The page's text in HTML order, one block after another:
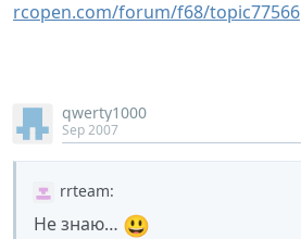
rcopen.com/forum/f68/topic77566
qwerty1000
Sep 2007
rrteam:
Не знаю… 😃